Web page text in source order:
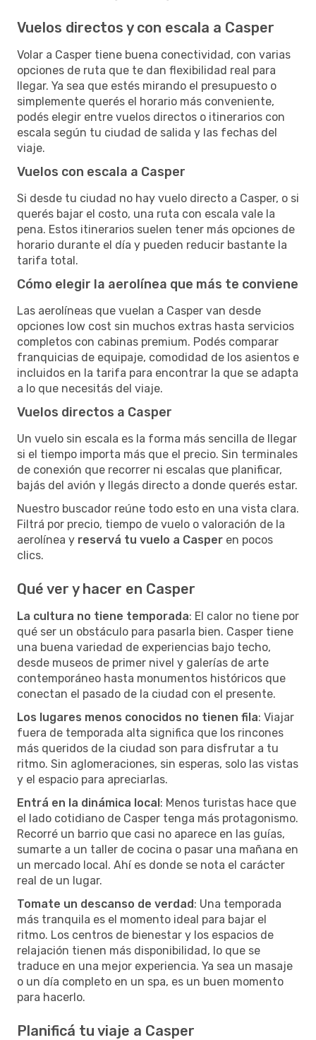
Vuelos directos y con escala a Casper
Volar a Casper tiene buena conectividad, con varias
opciones de ruta que te dan flexibilidad real para
llegar. Ya sea que estés mirando el presupuesto o
simplemente querés el horario más conveniente,
podés elegir entre vuelos directos o itinerarios con
escala según tu ciudad de salida y las fechas del
viaje.
Vuelos con escala a Casper
Si desde tu ciudad no hay vuelo directo a Casper, o si
querés bajar el costo, una ruta con escala vale la
pena. Estos itinerarios suelen tener más opciones de
horario durante el día y pueden reducir bastante la
tarifa total.
Cómo elegir la aerolínea que más te conviene
Las aerolíneas que vuelan a Casper van desde
opciones low cost sin muchos extras hasta servicios
completos con cabinas premium. Podés comparar
franquicias de equipaje, comodidad de los asientos e
incluidos en la tarifa para encontrar la que se adapta
a lo que necesitás del viaje.
Vuelos directos a Casper
Un vuelo sin escala es la forma más sencilla de llegar
si el tiempo importa más que el precio. Sin terminales
de conexión que recorrer ni escalas que planificar,
bajás del avión y llegás directo a donde querés estar.
Nuestro buscador reúne todo esto en una vista clara.
Filtrá por precio, tiempo de vuelo o valoración de la
aerolínea y reservá tu vuelo a Casper en pocos
clics.
Qué ver y hacer en Casper
La cultura no tiene temporada: El calor no tiene por
qué ser un obstáculo para pasarla bien. Casper tiene
una buena variedad de experiencias bajo techo,
desde museos de primer nivel y galerías de arte
contemporáneo hasta monumentos históricos que
conectan el pasado de la ciudad con el presente.
Los lugares menos conocidos no tienen fila: Viajar
fuera de temporada alta significa que los rincones
más queridos de la ciudad son para disfrutar a tu
ritmo. Sin aglomeraciones, sin esperas, solo las vistas
y el espacio para apreciarlas.
Entrá en la dinámica local: Menos turistas hace que
el lado cotidiano de Casper tenga más protagonismo.
Recorré un barrio que casi no aparece en las guías,
sumarte a un taller de cocina o pasar una mañana en
un mercado local. Ahí es donde se nota el carácter
real de un lugar.
Tomate un descanso de verdad: Una temporada
más tranquila es el momento ideal para bajar el
ritmo. Los centros de bienestar y los espacios de
relajación tienen más disponibilidad, lo que se
traduce en una mejor experiencia. Ya sea un masaje
o un día completo en un spa, es un buen momento
para hacerlo.
Planificá tu viaje a Casper